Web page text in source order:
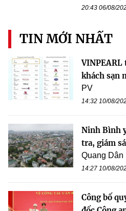
20:43 06/08/
TIN MỚI NHẤT
khách sạn
PV
14:32 10/08/
Ninh Bình
tra, giám
Quang Dân
14:27 10/08/
Công bố